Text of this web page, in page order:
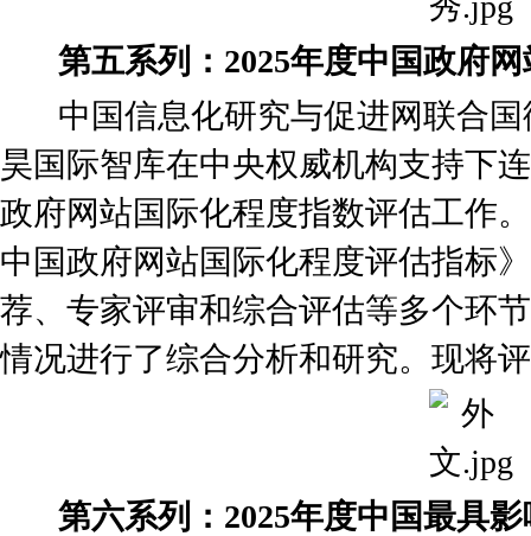
第五系列：2025年度中国政府
中国信息化研究与促进网联合国
昊国际智库在中央权威机构支持下
政府网站国际化程度指数评估工作
中国政府网站国际化程度评估指标
荐、专家评审和综合评估等多个环
情况进行了综合分析和研究。现将
第六系列：2025年度中国最具